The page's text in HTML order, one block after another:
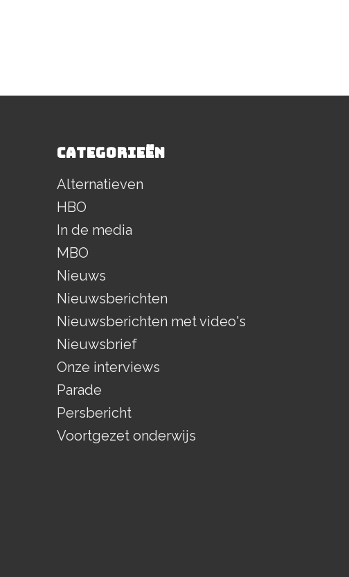
CATEGORIEËN
Alternatieven
HBO
In de media
MBO
Nieuws
Nieuwsberichten
Nieuwsberichten met video's
Nieuwsbrief
Onze interviews
Parade
Persbericht
Voortgezet onderwijs